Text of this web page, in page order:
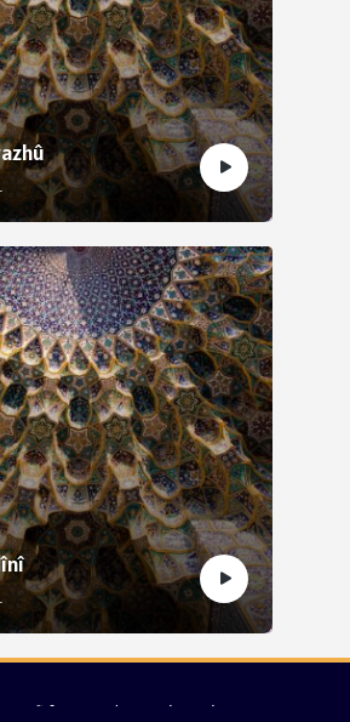
Tous droits réservés -